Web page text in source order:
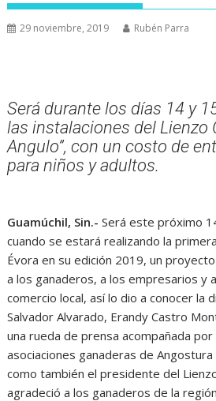
29 noviembre, 2019 Rubén Parra
Será durante los días 14 y
las instalaciones del Lienzo
Angulo”, con un costo de
para niños y adultos.
Guamúchil, Sin.- Será este próximo
cuando se estará realizando la
Évora en su edición 2019, un
a los ganaderos, a los empresarios y
comercio local, así lo dio a conocer la
Salvador Alvarado, Erandy Castro
una rueda de prensa acompañada
asociaciones ganaderas de
como también el presidente del
agradeció a los ganaderos de la